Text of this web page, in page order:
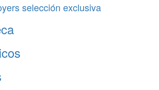
selección exclusiva